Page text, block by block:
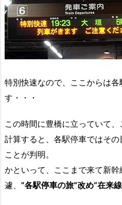
特別快速なので、ここからは各
す・・・
この時間に豊橋に立っていて
計算すると、各駅停車ではそ
ことが判明。
かといって、ここまで来て新
遽、 ”各駅停車の旅”改め”在来